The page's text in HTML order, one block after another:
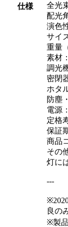
仕様
全光
配光
演色
サイ
重量
素材
調光
密閉
ホタ
防塵
電源
定格
保証
商品
その
灯に
---
良の
※製